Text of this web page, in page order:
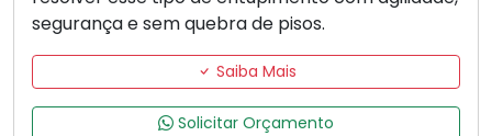
segurança e sem quebra de pisos.
Saiba Mais
Solicitar Orçamento